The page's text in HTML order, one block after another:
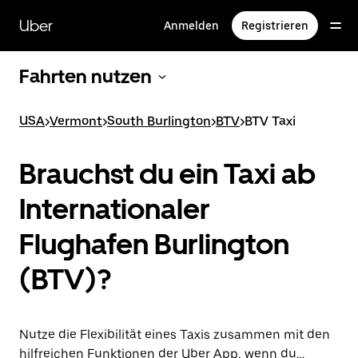
zum
Hauptinhalt
Uber Anmelden Registrieren
Fahrten nutzen
USA>Vermont>South Burlington>BTV>BTV Taxi
Brauchst du ein Taxi ab
Internationaler
Flughafen Burlington
(BTV)?
Nutze die Flexibilität eines Taxis zusammen mit den
hilfreichen Funktionen der Uber App, wenn du